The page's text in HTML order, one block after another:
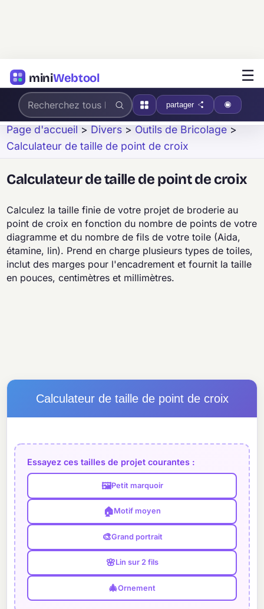
miniWebtool ☰
partager
Page d'accueil > Divers > Outils de Bricolage >
Calculateur de taille de point de croix
Calculateur de taille de point de croix
Calculez la taille finie de votre projet de broderie au
point de croix en fonction du nombre de points de votre
diagramme et du nombre de fils de votre toile (Aida,
étamine, lin). Prend en charge plusieurs types de toiles,
inclut des marges pour l'encadrement et fournit la taille
en pouces, centimètres et millimètres.
Calculateur de taille de point de croix
Essayez ces tailles de projet courantes :
🖼️Petit marquoir
🏠Motif moyen
🎨Grand portrait
🌸Lin sur 2 fils
🎄Ornement